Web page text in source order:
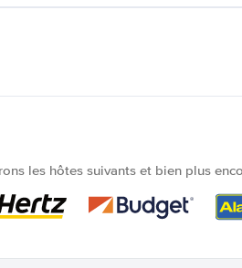
les hôtes suivants et bien plus